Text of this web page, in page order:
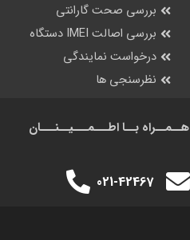
بررسی صحت گارانتی
بررسی اصالت IMEI دستگاه
درخواست نمایندگی
نظرسنجی ها
هــمــراه بــا اطـــمـــیــنـــان
021-42467